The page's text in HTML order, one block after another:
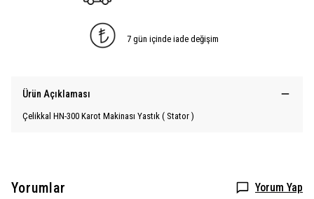
7 gün içinde iade değişim
Ürün Açıklaması
Çelikkal HN-300 Karot Makinası Yastık ( Stator )
Yorumlar Yorum Yap